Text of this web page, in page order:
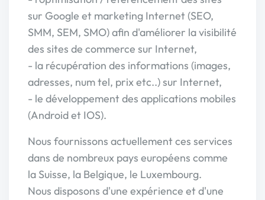
sur Google et marketing Internet (SEO,
SMM, SEM, SMO) afin d'améliorer la visibilité
des sites de commerce sur Internet,
- la récupération des informations (images,
adresses, num tel, prix etc..) sur Internet,
- le développement des applications mobiles
(Android et IOS).
Nous fournissons actuellement ces services
dans de nombreux pays européens comme
la Suisse, la Belgique, le Luxembourg.
Nous disposons d'une expérience et d'une